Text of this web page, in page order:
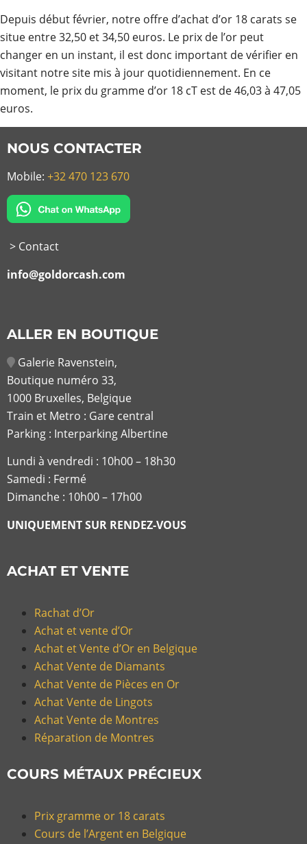
Depuis début février, notre offre d’achat d’or 18 carats se
situe entre 32,50 et 34,50 euros. Le prix de l’or peut
changer en un instant, il est donc important de vérifier en
visitant notre site mis à jour quotidiennement. En ce
moment, le prix du gramme d’or 18 cT est de 46,03 à 47,05
euros.
NOUS CONTACTER
Mobile: +32 470 123 670
> Contact
info@goldorcash.com
ALLER EN BOUTIQUE
Galerie Ravenstein,
Boutique numéro 33,
1000 Bruxelles, Belgique
Train et Metro : Gare central
Parking : Interparking Albertine
Lundi à vendredi : 10h00 – 18h30
Samedi : Fermé
Dimanche : 10h00 – 17h00
UNIQUEMENT SUR RENDEZ-VOUS
ACHAT ET VENTE
Rachat d’Or
Achat et vente d’Or
Achat et Vente d’Or en Belgique
Achat Vente de Diamants
Achat Vente de Pièces en Or
Achat Vente de Lingots
Achat Vente de Montres
Réparation de Montres
COURS MÉTAUX PRÉCIEUX
Prix gramme or 18 carats
Cours de l’Argent en Belgique